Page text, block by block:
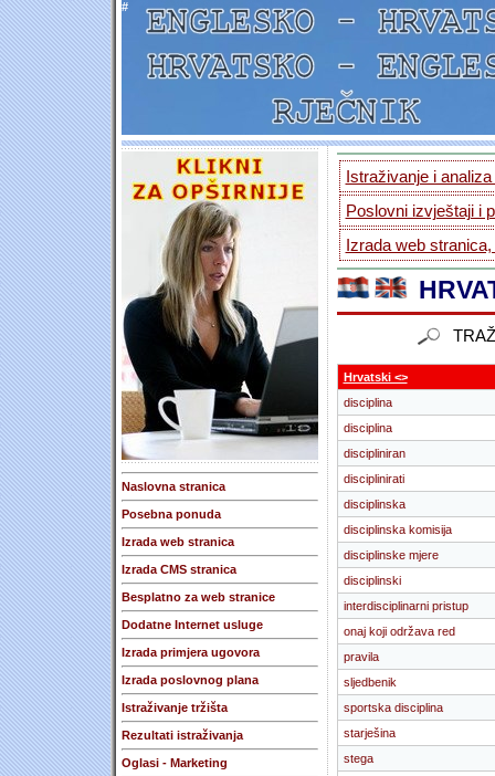
#
Naslovna stranica
Posebna ponuda
Izrada web stranica
Izrada CMS stranica
Besplatno za web stranice
Dodatne Internet usluge
Izrada primjera ugovora
Izrada poslovnog plana
Istraživanje tržišta
Rezultati istraživanja
Oglasi - Marketing
Istraživanje i
Poslovni izvještaji i
Izrada web
Hrvatski <>
disciplina
disciplina
discipliniran
disciplinirati
disciplinska
disciplinska komisija
disciplinske mjere
disciplinski
interdisciplinarni pristup
onaj koji održava red
pravila
sljedbenik
sportska disciplina
starješina
stega